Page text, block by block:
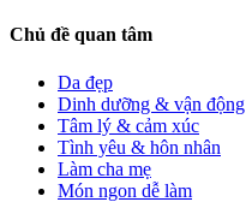
Chủ đề quan tâm
Da đẹp
Dinh dưỡng & vận động
Tâm lý & cảm xúc
Tình yêu & hôn nhân
Làm cha mẹ
Món ngon dễ làm